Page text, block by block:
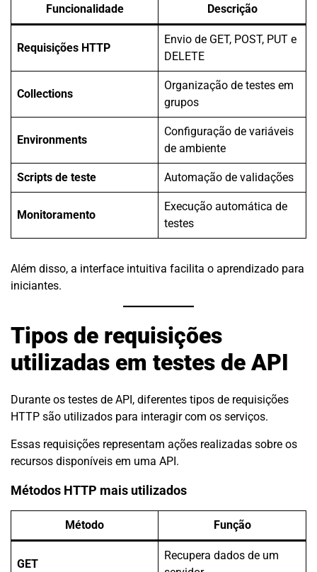
Funcionalidade Descrição
Requisições HTTP
Envio de GET, POST, PUT e
DELETE
Collections
Organização de testes em
grupos
Environments
Configuração de variáveis
de ambiente
Scripts de teste Automação de validações
Monitoramento
Execução automática de
testes
Além disso, a interface intuitiva facilita o aprendizado para
iniciantes.
Tipos de requisições
utilizadas em testes de API
Durante os testes de API, diferentes tipos de requisições
HTTP são utilizados para interagir com os serviços.
Essas requisições representam ações realizadas sobre os
recursos disponíveis em uma API.
Métodos HTTP mais utilizados
Método Função
GET
Recupera dados de um